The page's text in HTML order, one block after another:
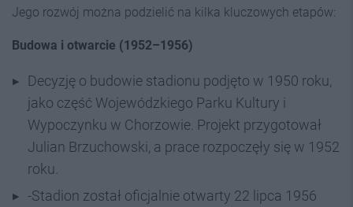
Jego rozwój można podzielić na kilka kluczowych etapów:
Budowa i otwarcie (1952–1956)
Decyzję o budowie stadionu podjęto w 1950 roku,
jako część Wojewódzkiego Parku Kultury i
Wypoczynku w Chorzowie. Projekt przygotował
Julian Brzuchowski, a prace rozpoczęły się w 1952
roku.
-Stadion został oficjalnie otwarty 22 lipca 1956